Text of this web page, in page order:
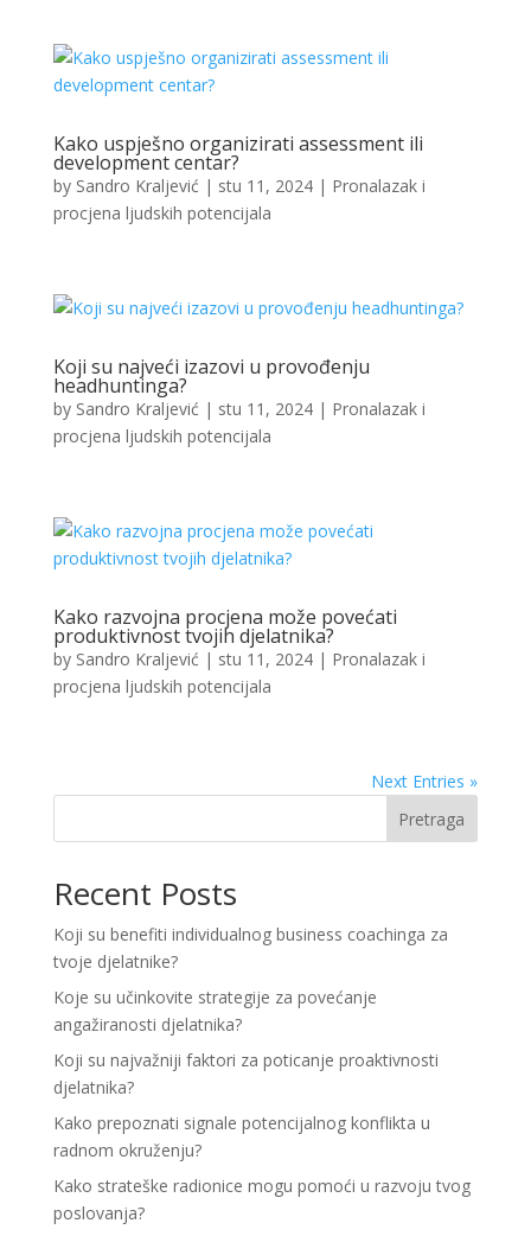
Kako uspješno organizirati assessment ili
development centar?
by Sandro Kraljević | stu 11, 2024| Pronalazak i
procjena ljudskih potencijala
Koji su najveći izazovi u provođenju
headhuntinga?
by Sandro Kraljević | stu 11, 2024| Pronalazak i
procjena ljudskih potencijala
Kako razvojna procjena može povećati
produktivnost tvojih djelatnika?
by Sandro Kraljević | stu 11, 2024| Pronalazak i
procjena ljudskih potencijala
Next Entries »
Pretraga
Recent Posts
Koji su benefiti individualnog business coachinga za
tvoje djelatnike?
Koje su učinkovite strategije za povećanje
angažiranosti djelatnika?
Koji su najvažniji faktori za poticanje proaktivnosti
djelatnika?
Kako prepoznati signale potencijalnog konflikta u
radnom okruženju?
Kako strateške radionice mogu pomoći u razvoju tvog
poslovanja?